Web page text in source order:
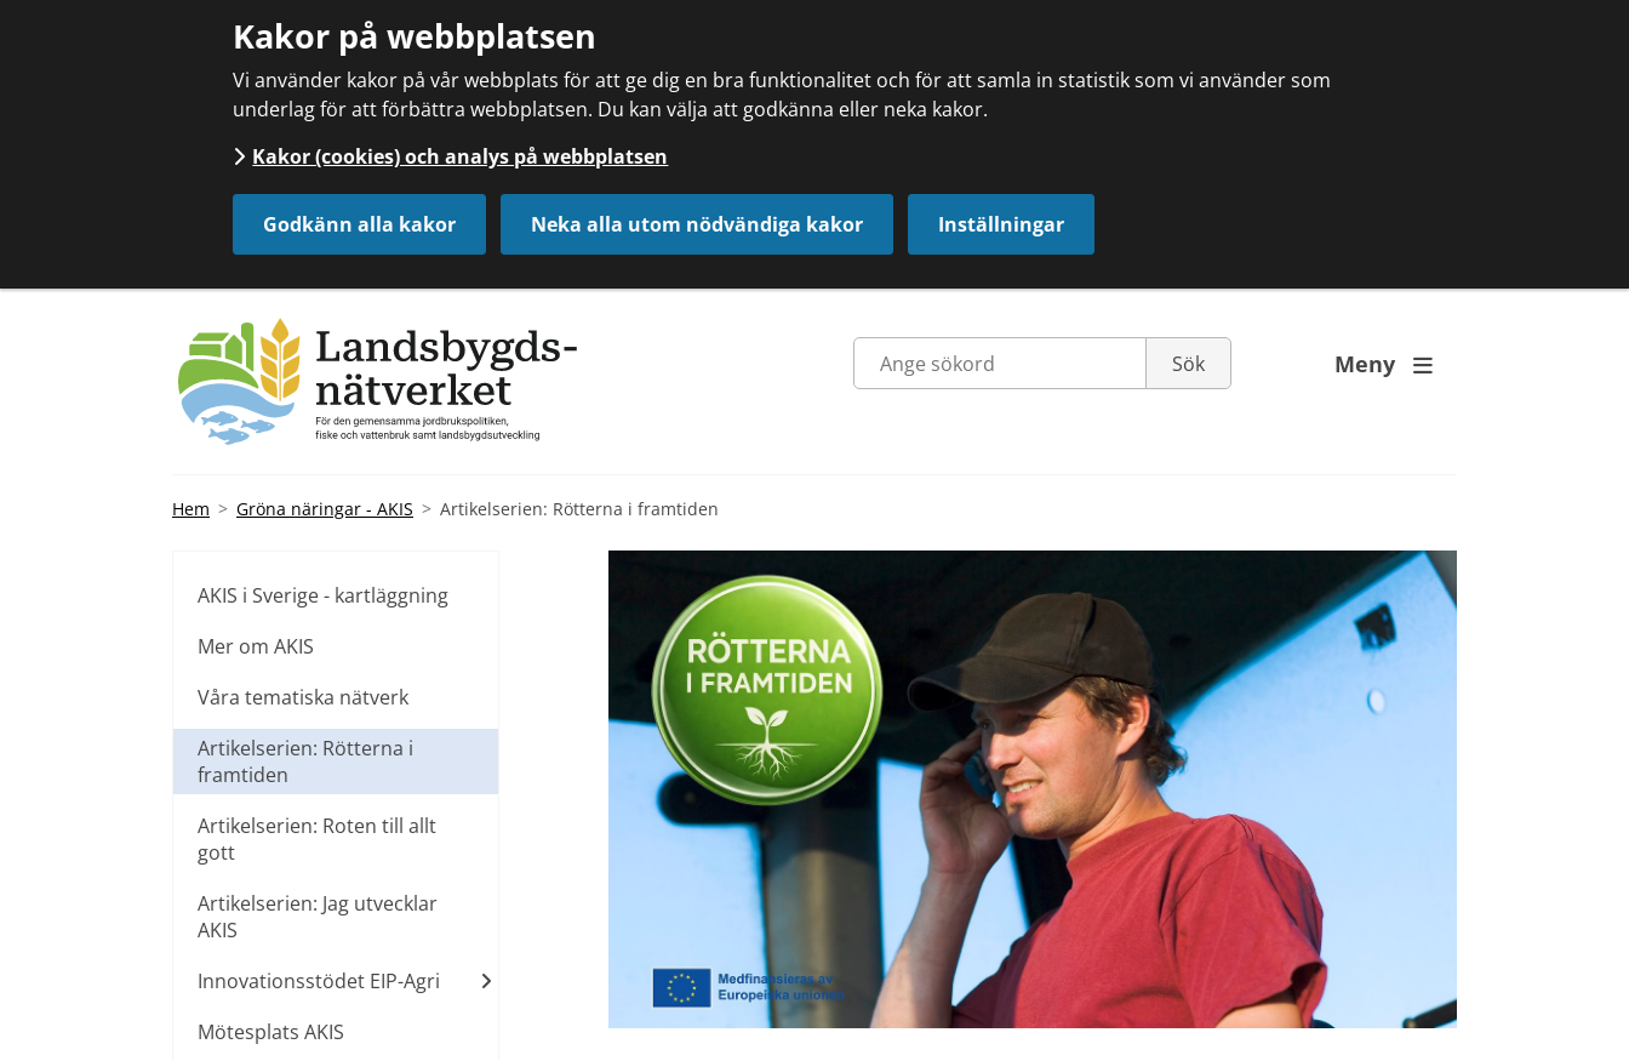
Kakor på webbplatsen
Vi använder kakor på vår webbplats för att ge dig en bra funktionalitet och för att samla in statistik som vi använder som
underlag för att förbättra webbplatsen. Du kan välja att godkänna eller neka kakor.
Kakor (cookies) och analys på webbplatsen
Godkänn alla kakor Neka alla utom nödvändiga kakor Inställningar
Meny 
Hem Gröna näringar - AKIS Artikelserien: Rötterna i framtiden
AKIS i Sverige - kartläggning
Mer om AKIS
Våra tematiska nätverk
Artikelserien: Rötterna i
framtiden
Artikelserien: Roten till allt
gott
Artikelserien: Jag utvecklar
AKIS
Innovationsstödet EIP-Agri
Mötesplats AKIS